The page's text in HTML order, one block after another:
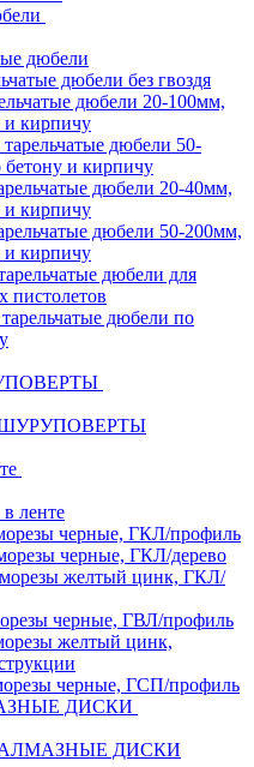
дюбели
дюбели без гвоздя
дюбели 20-100мм,
и кирпичу
дюбели 50-
и кирпичу
дюбели 20-40мм,
и кирпичу
дюбели 50-200мм,
и кирпичу
дюбели для
пистолетов
дюбели по
ленте
черные, ГКЛ/профиль
черные, ГКЛ/дерево
желтый цинк, ГКЛ/
черные, ГВЛ/профиль
желтый цинк,
черные, ГСП/профиль
ДИСКИ
ДИСКИ